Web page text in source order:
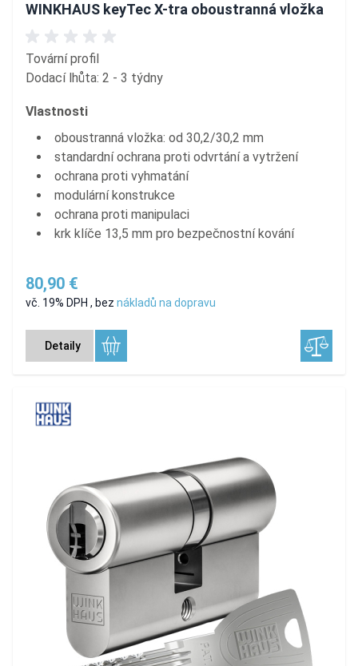
WINKHAUS keyTec X-tra oboustranná vložka
Tovární profil
Dodací lhůta: 2 - 3 týdny
Vlastnosti
oboustranná vložka: od 30,2/30,2 mm
standardní ochrana proti odvrtání a vytržení
ochrana proti vyhmatání
modulární konstrukce
ochrana proti manipulaci
krk klíče 13,5 mm pro bezpečnostní kování
80,90 €
vč. 19% DPH , bez nákladů na dopravu
Detaily